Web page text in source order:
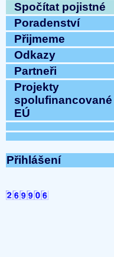
Spočítat pojistné
Poradenství
Přijmeme
Odkazy
Partneři
Projekty
spolufinancované
EÚ
Přihlášení